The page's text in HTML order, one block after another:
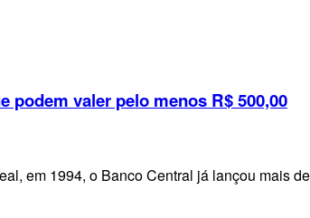
podem valer pelo menos R$ 500,00
em 1994, o Banco Central já lançou mais